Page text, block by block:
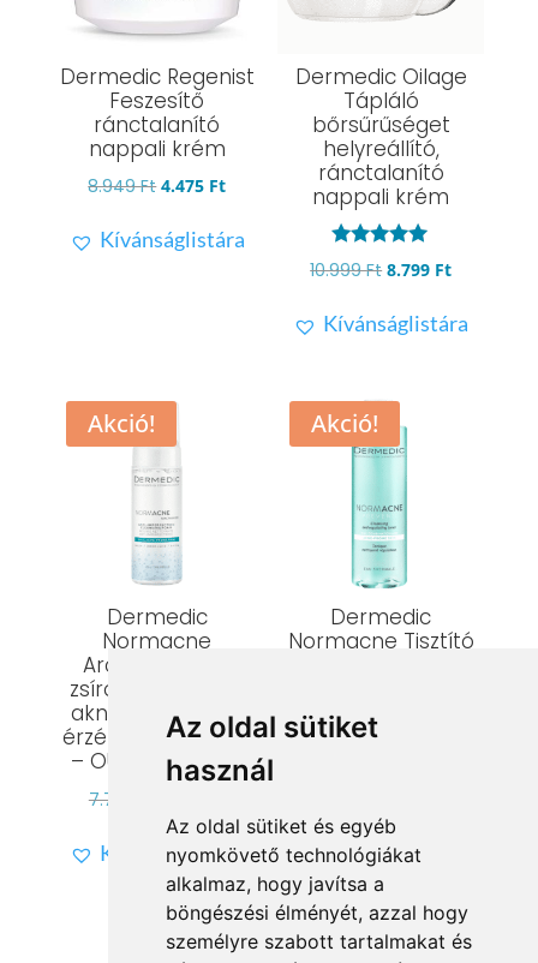
Az oldal sütiket
használ
Az oldal sütiket és egyéb
nyomkövető technológiákat
alkalmaz, hogy javítsa a
böngészési élményét, azzal hogy
személyre szabott tartalmakat és
Dermedic Regenist
Feszesítő
ránctalanító
nappali krém
8.949FtOriginal
was:
4.475 FtCurrent
is:
Kívánságlistára
Dermedic Oilage
Tápláló
bőrsűrűséget
helyreállító,
ránctalanító
nappali krém
Értékelés:
5.00
10.999Ft Original
was:
8.799 FtCurrent
is:
Kívánságlistára
Akció!
Dermedic
Normacne
Arctisztító hab
zsíros, kombinált,
aknéra hajlamos
érzékeny arcbőrre
– OUTLET TERMÉK
7.799
price
was:
7.799 Ft.
price
is:
2.599 Ft.
Kívánságlistára
Akció!
Dermedic
Normacne Tisztító
Értékelés:
4.199Ft
4.199 Ft.